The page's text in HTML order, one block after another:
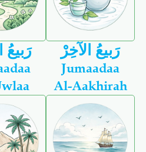
رَبيعُ رَبيعُ الآخِرْ
Jumaadaa
Al-Aakhirah